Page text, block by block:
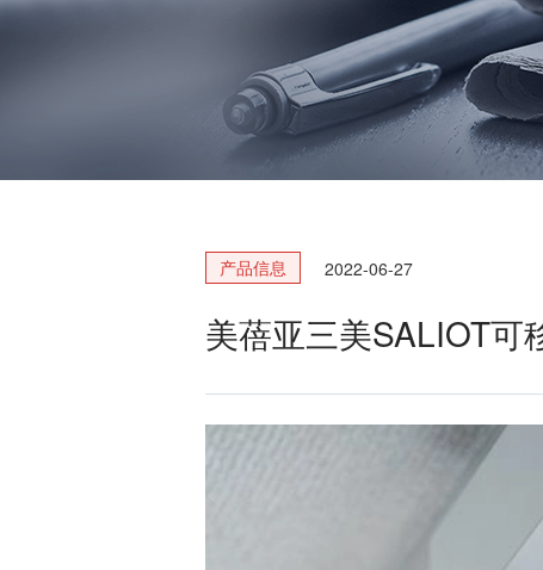
产品在光伏逆变器、储能变流
器、基站天线、风力发电、监控
摄像头、铁路车辆、充电桩等新
型基础设施建设领域有广泛应
用。步进电机实现了正确定位和
精确的角度控制。针对风电、光
伏、充电桩、储能等多种场景，
和球面轴承作为关键的机构零件
在高温高湿环境下仍然表现着卓
6
美蓓亚三美向医疗器械制造商、
传感器、微型滚珠轴承等零部
化、医用泵、呼吸道护理、药房
备应用中，为医疗保健设备制造
AC交流风扇电机
DC直流风扇电机
高压鼓风机
开关
触觉开关
滑动开关
高
传
企业信息
产品信息 2022-06-27
美蓓亚三美SALIOT可